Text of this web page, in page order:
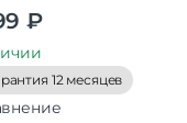
₽
12 месяцев